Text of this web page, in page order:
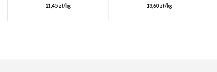
11,45 zł/kg 13,60 zł/kg